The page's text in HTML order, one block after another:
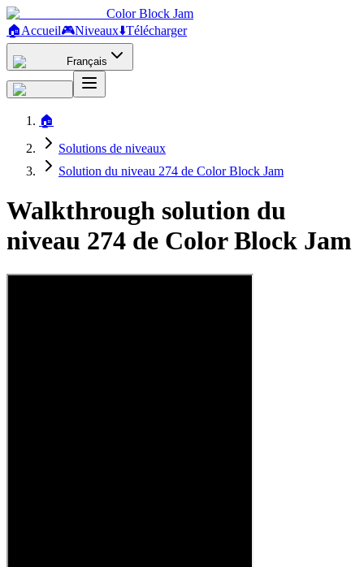
Color Block Jam
🏠Accueil🎮Niveaux⬇️Télécharger
Français
🏠
Solutions de niveaux
Solution du niveau 274 de Color Block Jam
Walkthrough solution du
niveau 274 de Color Block Jam